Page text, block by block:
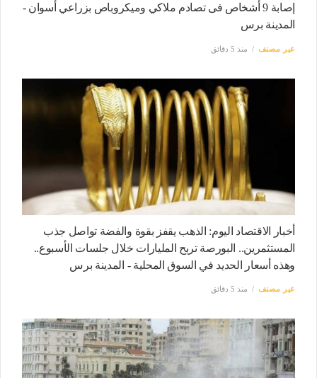
إصابة 9 أشخاص فى تصادم ملاكي وميكروباص بزراعي أسوان -
المدينة برس
غير مصنف منذ 5 دقائق
أخبار الاقتصاد اليوم: الذهب يقفز بقوة والفضة تواصل جذب
المستثمرين.. البورصة تربح المليارات خلال جلسات الأسبوع..
وهذه أسعار الحديد في السوق المحلية - المدينة برس
غير مصنف منذ 5 دقائق